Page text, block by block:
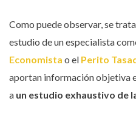
Como puede observar, se
estudio de un especialista
Economista o el Perito
aportan información objetiva
a un estudio exhaustivo de